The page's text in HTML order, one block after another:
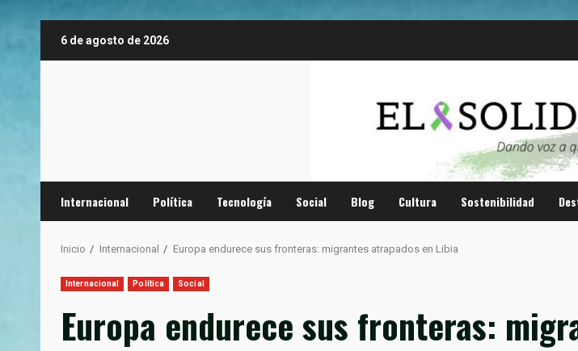
6 de agosto de 2026
Internacional Política Tecnología Social Blog Cultura Sostenibilidad
Inicio Internacional Europa endurece sus fronteras: migrantes atrapados en Libia
Internacional Política Social
Europa endurece sus fronteras: